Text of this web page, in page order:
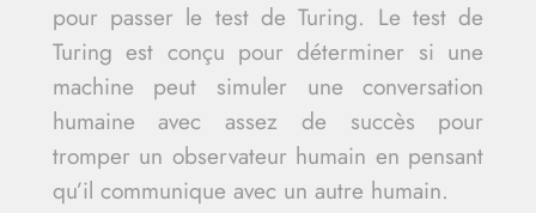
pour passer le test de Turing. Le test de
Turing est conçu pour déterminer si une
machine peut simuler une conversation
humaine avec assez de succès pour
tromper un observateur humain en pensant
qu’il communique avec un autre humain.